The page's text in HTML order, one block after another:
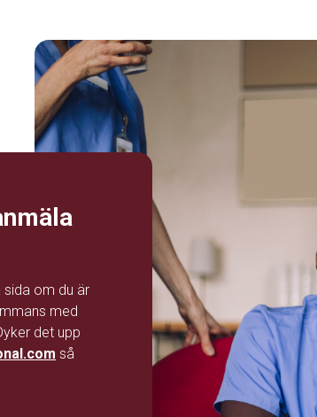
sida om du är
med
det upp
så